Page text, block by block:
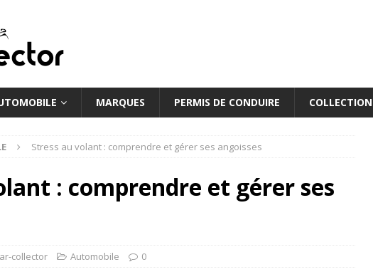
MARQUES PERMIS DE CONDUIRE COLLECTION
Stress au volant : comprendre et gérer ses angoisses
: comprendre et gérer ses
collector Automobile 0